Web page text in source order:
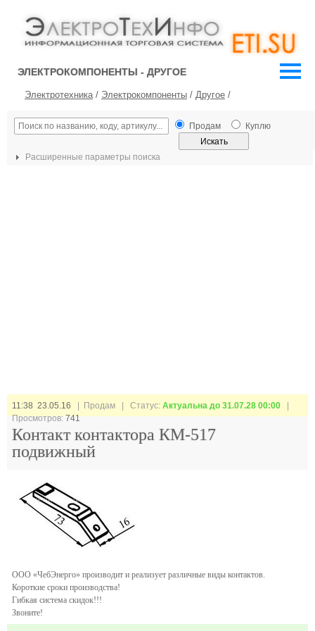
ЭЛЕКТРОКОМПОНЕНТЫ - ДРУГОЕ
Электротехника/ Электрокомпоненты / Другое /
Продам Куплю
Расширенные параметры поиска
11:38 23.05.16 | Продам | Статус: Актуальна до 31.07.28 00:00
Просмотров:741
Контакт контактора КМ-517
подвижный
ООО «ЧебЭнерго» производит и реализует различные виды контактов.
Короткие сроки производства!
Гибкая система скидок!!!
Звоните!